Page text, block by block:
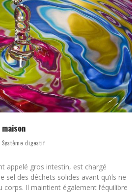
Système digestif
appelé gros intestin, est chargé
sel des déchets solides avant qu’ils ne
corps. Il maintient également l’équilibre